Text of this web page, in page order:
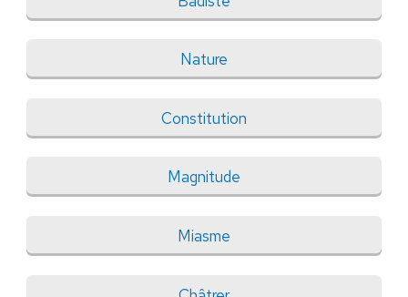
Nature
Constitution
Magnitude
Miasme